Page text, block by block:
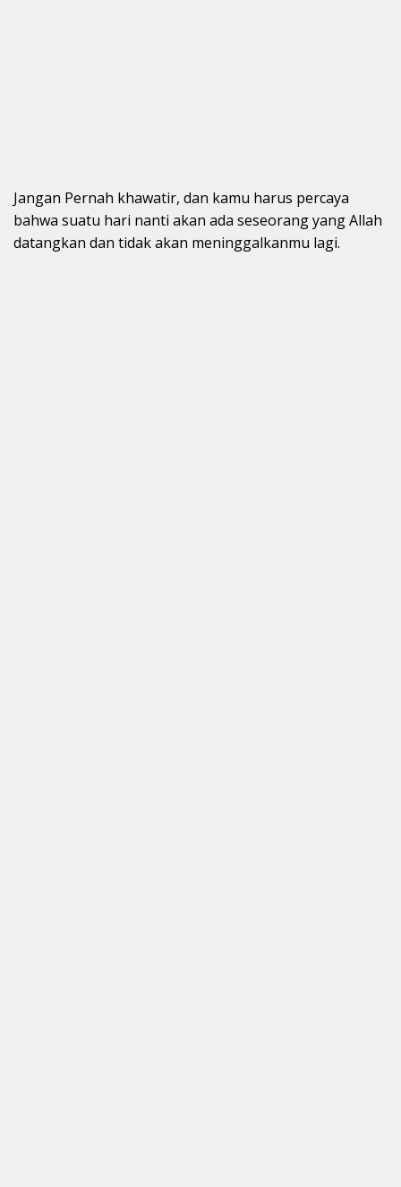
Jangan Pernah khawatir, dan kamu harus percaya
bahwa suatu hari nanti akan ada seseorang yang Allah
datangkan dan tidak akan meninggalkanmu lagi.